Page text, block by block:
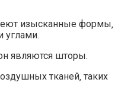
изысканные формы‚
углами.
являются шторы.
тканей‚ таких